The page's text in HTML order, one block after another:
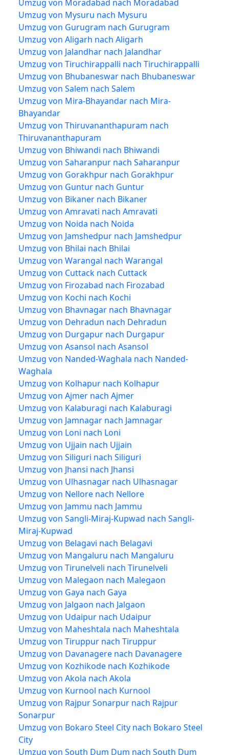
Umzug von Moradabad nach Moradabad
Umzug von Mysuru nach Mysuru
Umzug von Gurugram nach Gurugram
Umzug von Aligarh nach Aligarh
Umzug von Jalandhar nach Jalandhar
Umzug von Tiruchirappalli nach Tiruchirappalli
Umzug von Bhubaneswar nach Bhubaneswar
Umzug von Salem nach Salem
Umzug von Mira-Bhayandar nach Mira-
Bhayandar
Umzug von Thiruvananthapuram nach
Thiruvananthapuram
Umzug von Bhiwandi nach Bhiwandi
Umzug von Saharanpur nach Saharanpur
Umzug von Gorakhpur nach Gorakhpur
Umzug von Guntur nach Guntur
Umzug von Bikaner nach Bikaner
Umzug von Amravati nach Amravati
Umzug von Noida nach Noida
Umzug von Jamshedpur nach Jamshedpur
Umzug von Bhilai nach Bhilai
Umzug von Warangal nach Warangal
Umzug von Cuttack nach Cuttack
Umzug von Firozabad nach Firozabad
Umzug von Kochi nach Kochi
Umzug von Bhavnagar nach Bhavnagar
Umzug von Dehradun nach Dehradun
Umzug von Durgapur nach Durgapur
Umzug von Asansol nach Asansol
Umzug von Nanded-Waghala nach Nanded-
Waghala
Umzug von Kolhapur nach Kolhapur
Umzug von Ajmer nach Ajmer
Umzug von Kalaburagi nach Kalaburagi
Umzug von Jamnagar nach Jamnagar
Umzug von Loni nach Loni
Umzug von Ujjain nach Ujjain
Umzug von Siliguri nach Siliguri
Umzug von Jhansi nach Jhansi
Umzug von Ulhasnagar nach Ulhasnagar
Umzug von Nellore nach Nellore
Umzug von Jammu nach Jammu
Umzug von Sangli-Miraj-Kupwad nach Sangli-
Miraj-Kupwad
Umzug von Belagavi nach Belagavi
Umzug von Mangaluru nach Mangaluru
Umzug von Tirunelveli nach Tirunelveli
Umzug von Malegaon nach Malegaon
Umzug von Gaya nach Gaya
Umzug von Jalgaon nach Jalgaon
Umzug von Udaipur nach Udaipur
Umzug von Maheshtala nach Maheshtala
Umzug von Tiruppur nach Tiruppur
Umzug von Davanagere nach Davanagere
Umzug von Kozhikode nach Kozhikode
Umzug von Akola nach Akola
Umzug von Kurnool nach Kurnool
Umzug von Rajpur Sonarpur nach Rajpur
Sonarpur
Umzug von Bokaro Steel City nach Bokaro Steel
City
Umzug von South Dum Dum nach South Dum